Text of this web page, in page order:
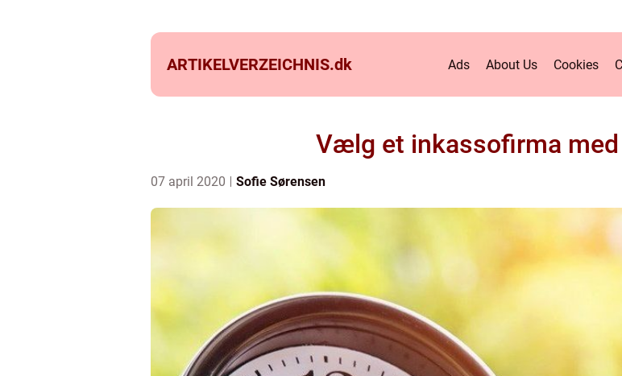
ARTIKELVERZEICHNIS.dk Ads About Us Cookies
Vælg et inkassofirma
07 april 2020 Sofie Sørensen